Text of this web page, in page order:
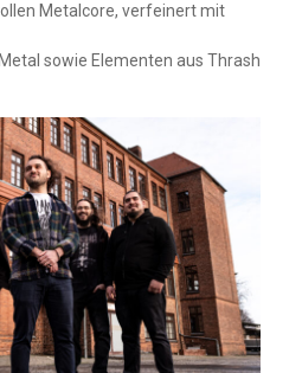
Metalcore, verfeinert mit
sowie Elementen aus Thrash